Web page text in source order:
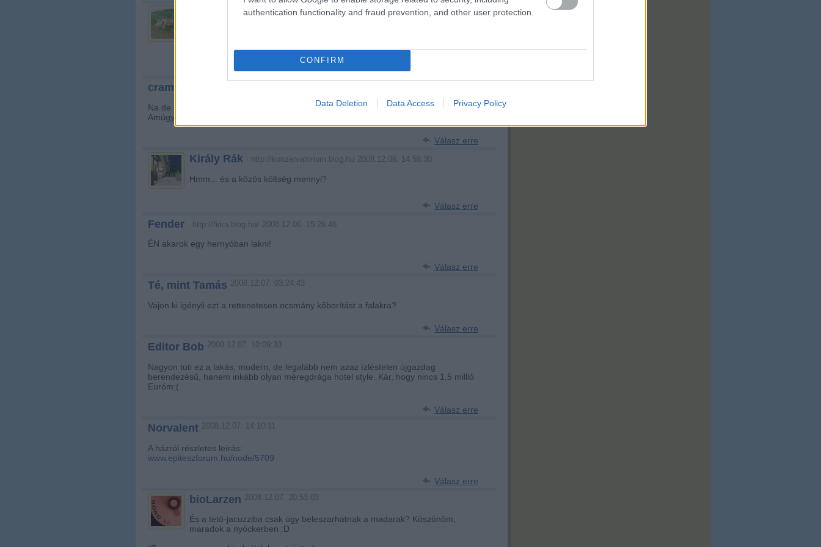
authentication functionality and fraud prevention, and other user protection.
CONFIRM
Data Deletion Data Access Privacy Policy
stonedraider ·http://1sor.blog.hu/ 2008.12.06. 02:43:53
cramy
Na de ki az a perverz, aki egy hernyóban akar lakni?! :)
Amúgy is a Normafa-János-hegy ösvényről meg lehet lesni félút táján...
Válasz erre
Király Rák http://konzervatorium.blog.hu 2008.12.06. 14:58:30
Hmm... és a közös költség mennyi?
Válasz erre
Fender http://firka.blog.hu/ 2008.12.06. 15:26:46
ÉN akarok egy hernyóban lakni!
Válasz erre
Té, mint Tamás 2008.12.07. 03:24:43
Vajon ki igényli ezt a rettenetesen ocsmány kőborítást a falakra?
Válasz erre
Editor Bob 2008.12.07. 10:09:33
Nagyon tuti ez a lakás, modern, de legalább nem azaz ízléstelen újgazdag
berendezésű, hanem inkább olyan méregdrága hotel style. Kár, hogy nincs 1,5 millió
Euróm:(
Válasz erre
Norvalent 2008.12.07. 14:10:11
A házról részletes leírás:
www.epiteszforum.hu/node/5709
Válasz erre
bioLarzen 2008.12.07. 20:53:03
És a tető-jacuzziba csak úgy beleszarhatnak a madarak? Köszönöm,
maradok a nyóckerben :D